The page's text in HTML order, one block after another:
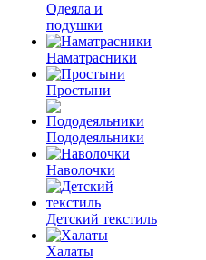
Одеяла и
подушки
Наматрасники
Простыни
Пододеяльники
Наволочки
Детский текстиль
Халаты